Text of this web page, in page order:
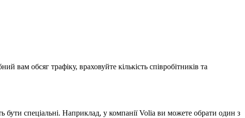
обсяг трафіку, враховуйте кількість співробітників та
бути спеціальні. Наприклад, у компанії Volia ви можете обрати один з